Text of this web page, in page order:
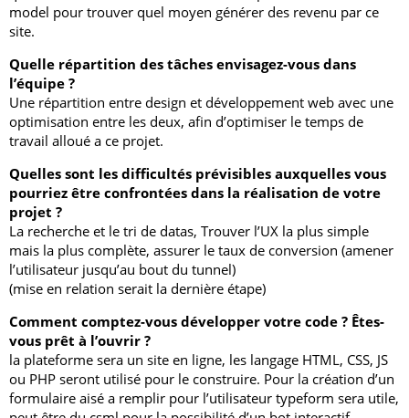
model pour trouver quel moyen générer des revenu par ce
site.
Quelle répartition des tâches envisagez-vous dans
l’équipe ?
Une répartition entre design et développement web avec une
optimisation entre les deux, afin d’optimiser le temps de
travail alloué a ce projet.
Quelles sont les difficultés prévisibles auxquelles vous
pourriez être confrontées dans la réalisation de votre
projet ?
La recherche et le tri de datas, Trouver l’UX la plus simple
mais la plus complète, assurer le taux de conversion (amener
l’utilisateur jusqu’au bout du tunnel)
(mise en relation serait la dernière étape)
Comment comptez-vous développer votre code ? Êtes-
vous prêt à l’ouvrir ?
la plateforme sera un site en ligne, les langage HTML, CSS, JS
ou PHP seront utilisé pour le construire. Pour la création d’un
formulaire aisé a remplir pour l’utilisateur typeform sera utile,